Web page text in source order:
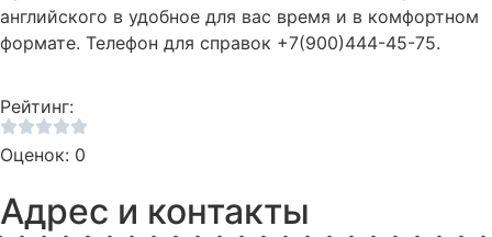
английского в удобное для вас время и в комфортном
формате. Телефон для справок +7(900)444-45-75.
Рейтинг:
Оценок: 0
Адрес и контакты